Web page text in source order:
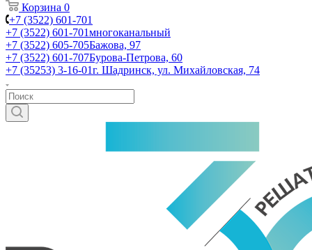
Корзина 0
+7 (3522) 601-701
+7 (3522) 601-701многоканальный
+7 (3522) 605-705Бажова, 97
+7 (3522) 601-707Бурова-Петрова, 60
+7 (35253) 3-16-01г. Шадринск, ул. Михайловская, 74